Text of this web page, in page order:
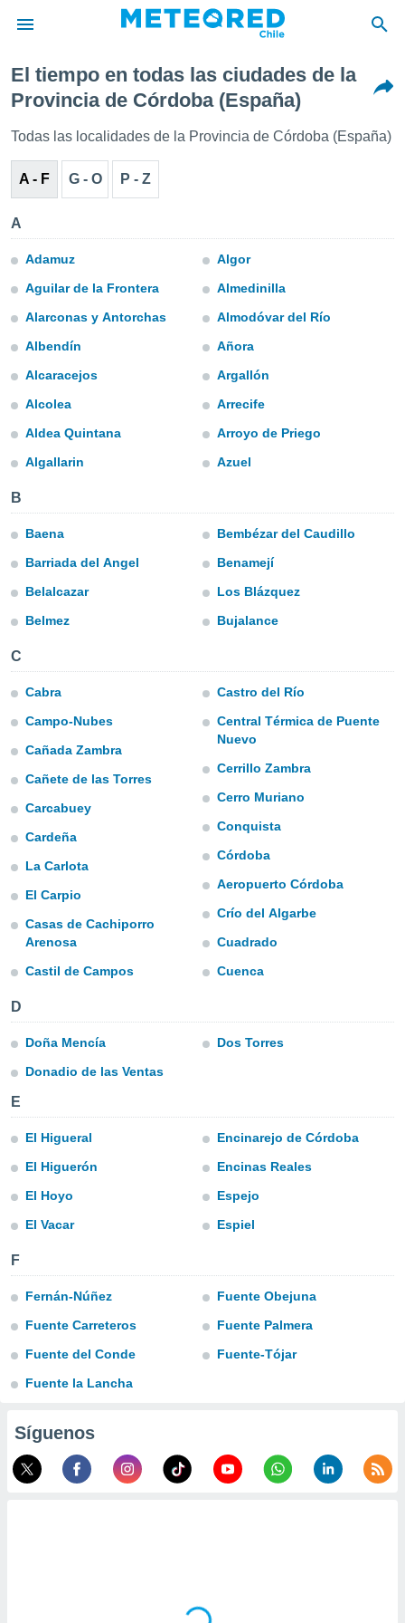
de
por
para
la
que se
a este
forma
basada
coste.
botón
a la
todas
nuestros
análisis
en
así como
y
en
más
y
disponible
cookies
aceptar
de
En
que
sean
el sitio
ni para
o
CONTINUAR
CONFIGURACIÓN
El tiempo en todas las ciudades de la
Provincia de Córdoba (España)
Todas las localidades de la Provincia de Córdoba (España)
A - F G - O P - Z
A
Adamuz
Aguilar de la Frontera
Alarconas y Antorchas
Albendín
Alcaracejos
Alcolea
Aldea Quintana
Algallarin
Algor
Almedinilla
Almodóvar del Río
Añora
Argallón
Arrecife
Arroyo de Priego
Azuel
B
Baena
Barriada del Angel
Belalcazar
Belmez
Bembézar del Caudillo
Benamejí
Los Blázquez
Bujalance
C
Cabra
Campo-Nubes
Cañada Zambra
Cañete de las Torres
Carcabuey
Cardeña
La Carlota
El Carpio
Casas de Cachiporro
Arenosa
Castil de Campos
Castro del Río
Central Térmica de Puente
Nuevo
Cerrillo Zambra
Cerro Muriano
Conquista
Córdoba
Aeropuerto Córdoba
Crío del Algarbe
Cuadrado
Cuenca
D
Doña Mencía
Donadio de las Ventas
Dos Torres
E
El Higueral
El Higuerón
El Hoyo
El Vacar
Encinarejo de Córdoba
Encinas Reales
Espejo
Espiel
F
Fernán-Núñez
Fuente Carreteros
Fuente del Conde
Fuente la Lancha
Fuente Obejuna
Fuente Palmera
Fuente-Tójar
Síguenos